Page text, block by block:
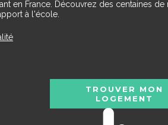
en France. Découvrez des centaines
à l'école.
TROUVER MON
LOGEMENT